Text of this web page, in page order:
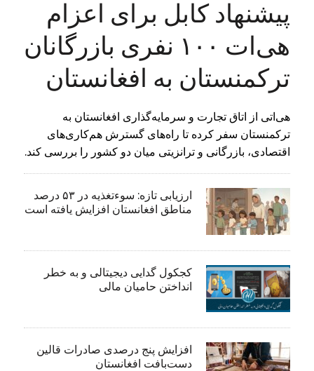
پیشنهاد کابل برای اعزام
هی‌ات ۱۰۰ نفری بازرگانان
ترکمنستان به افغانستان
هی‌اتی از اتاق تجارت و سرمایه‌گذاری افغانستان به
ترکمنستان سفر کرده تا راه‌های گسترش هم‌کاری‌های
اقتصادی، بازرگانی و ترانزیتی میان دو کشور را بررسی کند.
ارزیابی تازه: سوءتغذیه در ۵۳ درصد
مناطق افغانستان افزایش یافته است
کجکول گدایی دیجیتالی و به خطر
انداختن حامیان مالی
افزایش پنج درصدی صادرات قالین
دست‌بافت افغانستان